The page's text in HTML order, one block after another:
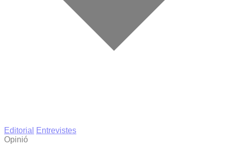
Editorial
Entrevistes
Opinió